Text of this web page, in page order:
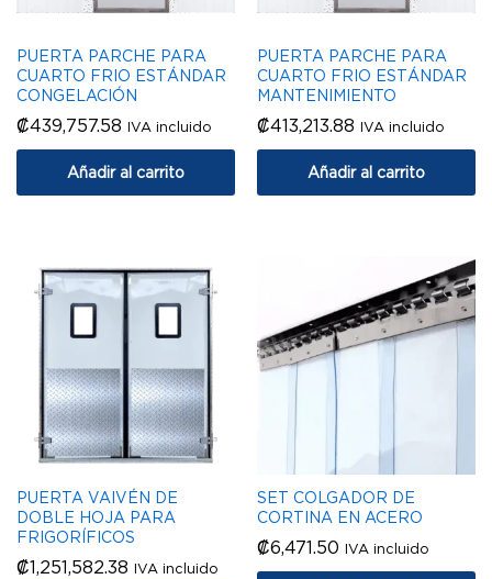
PUERTA PARCHE PARA
CUARTO FRIO ESTÁNDAR
CONGELACIÓN
₡439,757.58 IVA incluido
Añadir al carrito
PUERTA PARCHE PARA
CUARTO FRIO ESTÁNDAR
MANTENIMIENTO
₡413,213.88 IVA incluido
Añadir al carrito
PUERTA VAIVÉN DE
DOBLE HOJA PARA
FRIGORÍFICOS
₡1,251,582.38 IVA incluido
SET COLGADOR DE
CORTINA EN ACERO
₡6,471.50 IVA incluido